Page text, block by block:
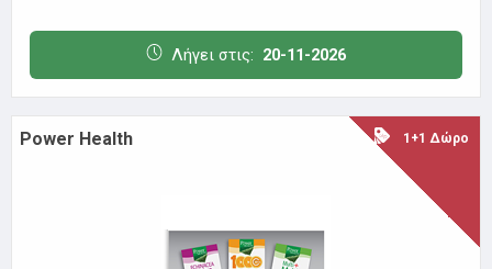
Λήγει στις: 20-11-2026
Power Health 1+1 Δώρο